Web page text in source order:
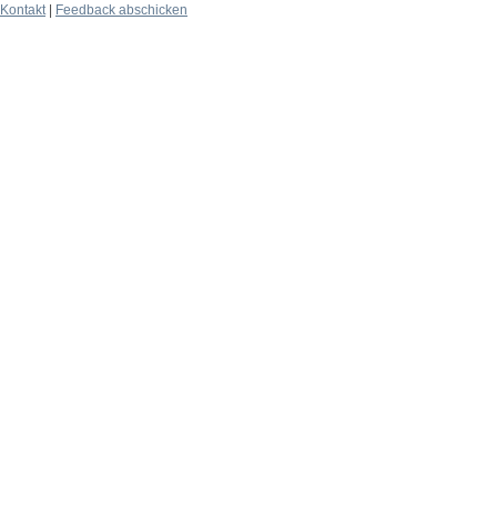
Kontakt| Feedback abschicken